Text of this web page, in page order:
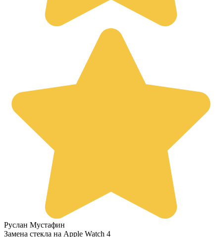
Руслан Мустафин
Замена стекла на Apple Watch 4